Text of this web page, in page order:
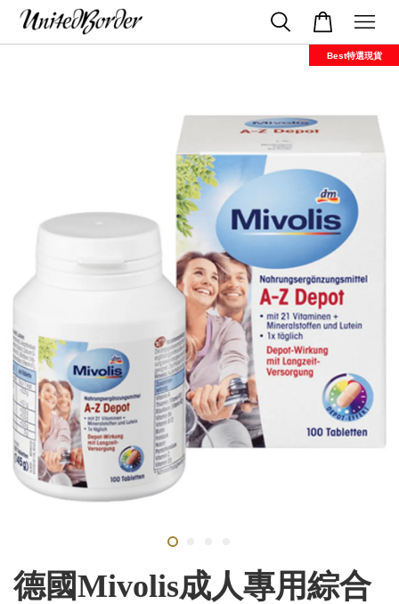
Best特選現貨
德國Mivolis成人專用綜合